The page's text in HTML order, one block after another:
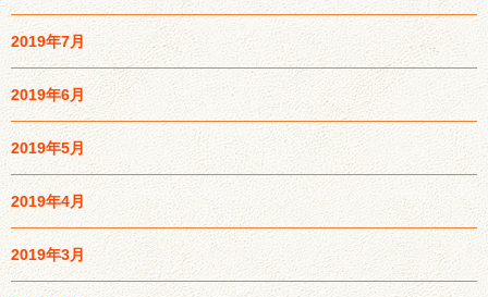
2019年7月
2019年6月
2019年5月
2019年4月
2019年3月